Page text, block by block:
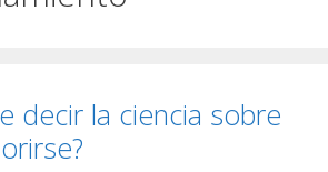
decir la ciencia sobre